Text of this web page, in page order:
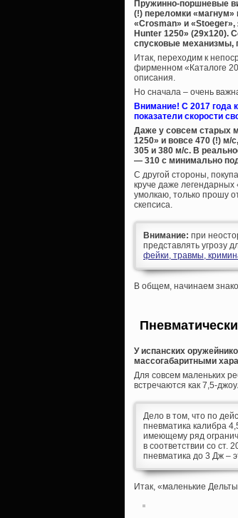
Пружинно-поршневые
(!) переломки «магнум»
«Crosman» и
Hunter 1250» (29х120).
спусковые механизмы,
Итак, переходим к
фирменном «Каталоге
описания.
Но сначала – очень
Внимание! С 2017 года
показатели скорости
Даже у совсем старых
1250» и вовсе 470 (!) м/
305 и 380 м/с. В
— 310 с минимально
С другой стороны,
круче даже легендарных
умолкаю, только прошу
скепсиса.
Внимание: при
представлять угрозу
фейки, травмы,
В общем, начинаем
У испанских
массогабаритными
Для совсем маленьких
встречаются как 7,5-
Дело в том, что по
пневматика калибра
имеющему ряд
в соответствии со ст.
пневматика до 3 Дж –
Итак, «маленькие